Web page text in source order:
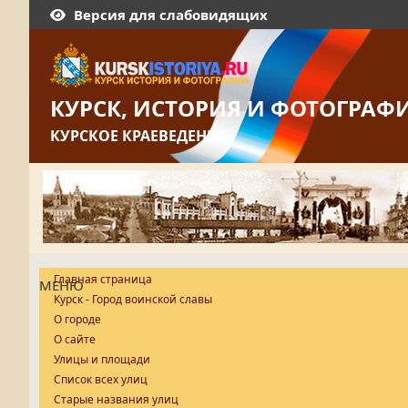
Версия для слабовидящих
КУРСК, ИСТОРИЯ И
КУРСКОЕ КРАЕВЕДЕНИЕ
МЕНЮ
Главная страница
Курск - Город воинской славы
О городе
О сайте
Улицы и площади
Список всех улиц
Старые названия улиц